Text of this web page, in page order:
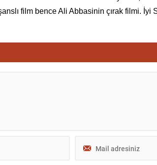
film bence Ali Abbasinin çırak filmi. İyi